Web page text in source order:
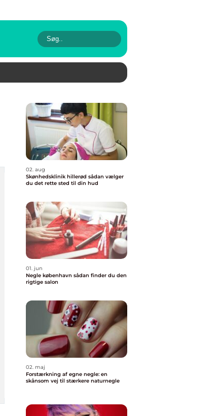
02. aug
Skønhedsklinik hillerød sådan vælger
du det rette sted til din hud
01. jun
Negle københavn sådan finder du den
rigtige salon
02. maj
Forstærkning af egne negle: en
skånsom vej til stærkere naturnegle